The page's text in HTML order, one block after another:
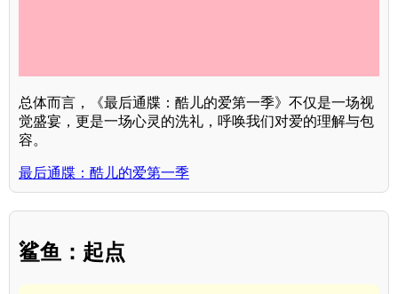
总体而言，《最后通牒：酷儿的爱第一季》不仅是一场视
觉盛宴，更是一场心灵的洗礼，呼唤我们对爱的理解与包
容。
最后通牒：酷儿的爱第一季
鲨鱼：起点